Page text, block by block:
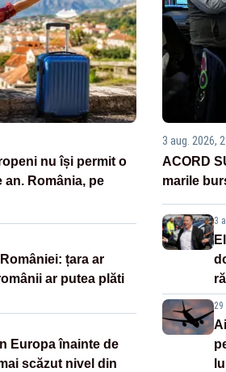
nu își permit o
an. România, pe
țara ar
ar putea plăti
Europa înainte de
scăzut nivel din
3 aug. 2026,
ACORD
marile
3
29